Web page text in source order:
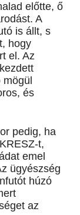
előtte, ő
A
is állt, s
hogy
el. Az
és
pedig, ha
t,
emel
ügyészség
húzó
az